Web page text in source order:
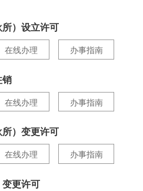
）设立许可
办事指南
在线办理
办事指南
在线办理
）变更许可
办事指南
在线办理
更许可